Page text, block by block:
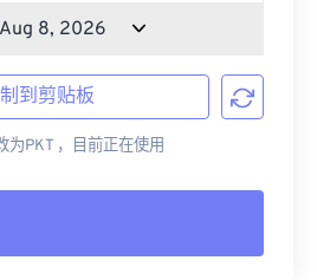
到剪贴板
为PKT ，目前正在使用